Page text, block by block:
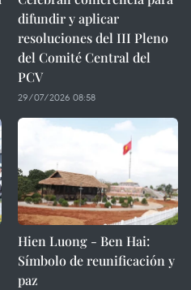
difundir y aplicar
resoluciones del III Pleno
del Comité Central del
PCV
29/07/2026 08:58
Hien Luong - Ben Hai:
Símbolo de reunificación y
paz